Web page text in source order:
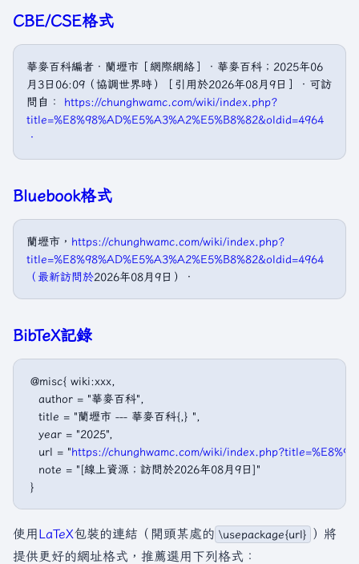
CBE/CSE格式
華麥百科編者．蘭壢市［網際網絡］．華麥百科；2025年06
月3日06:09（協調世界時）［引用於2026年08月9日］．可訪
問自： https://chunghwamc.com/wiki/index.php?
title=%E8%98%AD%E5%A3%A2%E5%B8%82&oldid=4964
．
Bluebook格式
蘭壢市， https://chunghwamc.com/wiki/index.php?
title=%E8%98%AD%E5%A3%A2%E5%B8%82&oldid=4964
（最新訪問於2026年08月9日）．
BibTeX記錄
@misc{ wiki:xxx,
   author = "華麥百科",
   title = "蘭壢市 --- 華麥百科{,} ",
   year = "2025",
   url = "
https://chunghwamc.com/wiki/
   note = "[線上資源；訪問於2026年08月9日]"
使用LaTeX包裝的連結（開頭某處的 \usepackage{url} ）將
提供更好的網址格式，推薦選用下列格式：